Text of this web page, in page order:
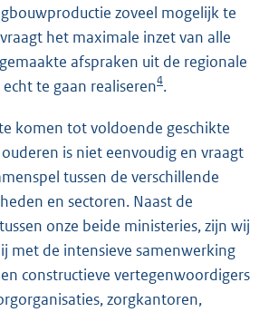
zoveel mogelijk te
het maximale inzet van alle
afspraken uit de regionale
te gaan realiseren4.
komen tot voldoende geschikte
is niet eenvoudig en vraagt
tussen de verschillende
en sectoren. Naast de
onze beide ministeries, zijn wij
met de intensieve samenwerking
constructieve vertegenwoordigers
zorgkantoren,